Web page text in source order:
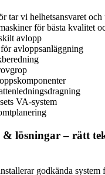
tar vi helhetsansvaret
för bästa kvalitet
avlopp
avloppsanläggning
VA-system
& lösningar – rätt
godkända system